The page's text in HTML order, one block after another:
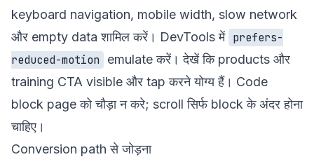
keyboard navigation, mobile width, slow network
और empty data शामिल करें। DevTools में prefers-
reduced-motion
emulate करें। देखें कि products और
training CTA visible और tap करने योग्य हैं। Code
block page को चौड़ा न करे; scroll सिर्फ block के अंदर होना
चाहिए।
Conversion path से जोड़ना